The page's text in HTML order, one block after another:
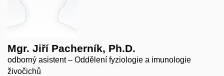
Mgr. Jiří Pacherník, Ph.D.
odborný asistent – Oddělení fyziologie a imunologie
živočichů